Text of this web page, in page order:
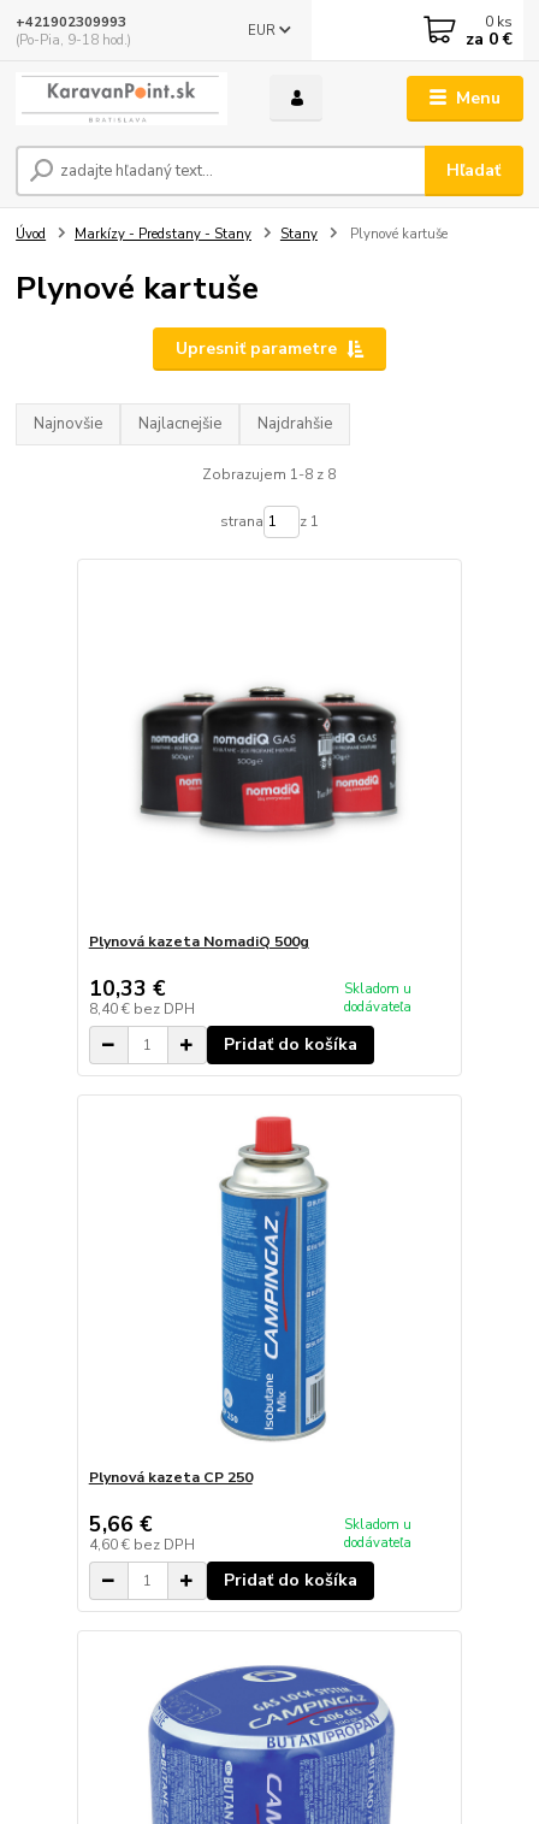
Menu
EUR
Hľadať
+421902309993
(Po-Pia, 9-18 hod.)
0 ks
za 0 €
Úvod Markízy - Predstany - Stany Stany Plynové kartuše
Plynové kartuše
Upresniť parametre
Najnovšie Najlacnejšie Najdrahšie
Zobrazujem 1-8 z 8
strana z 1
Plynová kazeta NomadiQ 500g
10,33 €
8,40 € bez DPH
Skladom u
dodávateľa
Pridať do košíka
Plynová kazeta CP 250
5,66 €
4,60 € bez DPH
Skladom u
dodávateľa
Pridať do košíka